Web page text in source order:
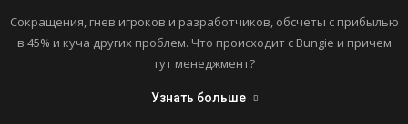
Сокращения, гнев игроков и разработчиков, обсчеты с прибылью
в 45% и куча других проблем. Что происходит с Bungie и причем
тут менеджмент?
Узнать больше